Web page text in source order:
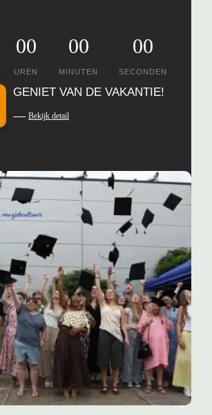
GENIET VAN DE VAKANTIE!
Bekijk detail
00
UREN
00
MINUTEN
00
SECONDEN